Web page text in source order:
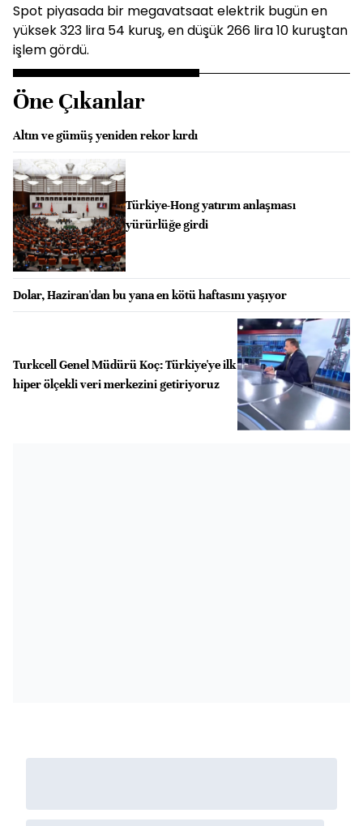
Spot piyasada bir megavatsaat elektrik bugün en
yüksek 323 lira 54 kuruş, en düşük 266 lira 10 kuruştan
işlem gördü.
Öne Çıkanlar
Altın ve gümüş yeniden rekor kırdı
Türkiye-Hong yatırım anlaşması
yürürlüğe girdi
Dolar, Haziran'dan bu yana en kötü haftasını yaşıyor
Turkcell Genel Müdürü Koç: Türkiye'ye ilk
hiper ölçekli veri merkezini getiriyoruz